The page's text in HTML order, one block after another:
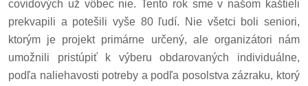
covidových už vôbec nie. Tento rok sme v našom kaštieli
prekvapili a potešili vyše 80 ľudí. Nie všetci boli seniori,
ktorým je projekt primárne určený, ale organizátori nám
umožnili pristúpiť k výberu obdarovaných individuálne,
podľa naliehavosti potreby a podľa posolstva zázraku, ktorý